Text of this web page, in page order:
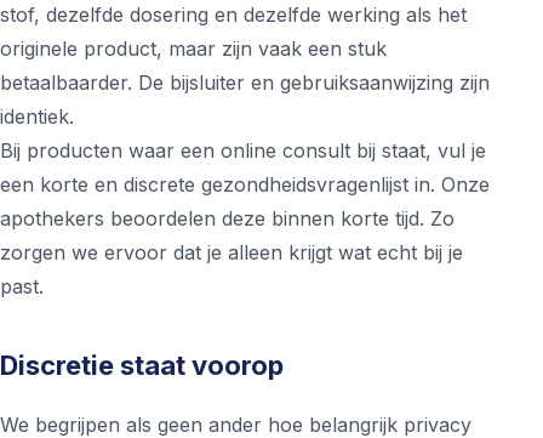
stof, dezelfde dosering en dezelfde werking als het
originele product, maar zijn vaak een stuk
betaalbaarder. De bijsluiter en gebruiksaanwijzing zijn
identiek.
Bij producten waar een online consult bij staat, vul je
een korte en discrete gezondheidsvragenlijst in. Onze
apothekers beoordelen deze binnen korte tijd. Zo
zorgen we ervoor dat je alleen krijgt wat echt bij je
past.
Discretie staat voorop
We begrijpen als geen ander hoe belangrijk privacy